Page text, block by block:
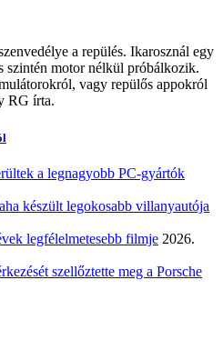
a repülés. Ikarosznál egy
szintén motor nélkül próbálkozik.
vagy repülős appokról
RG írta.
a legnagyobb PC-gyártók
készült legokosabb villanyautója
legfélelmetesebb filmje 2026.
szellőztette meg a Porsche